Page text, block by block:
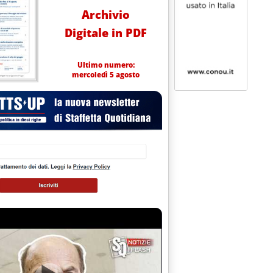
Archivio
Digitale in PDF
Ultimo numero:
mercoledì 5 agosto